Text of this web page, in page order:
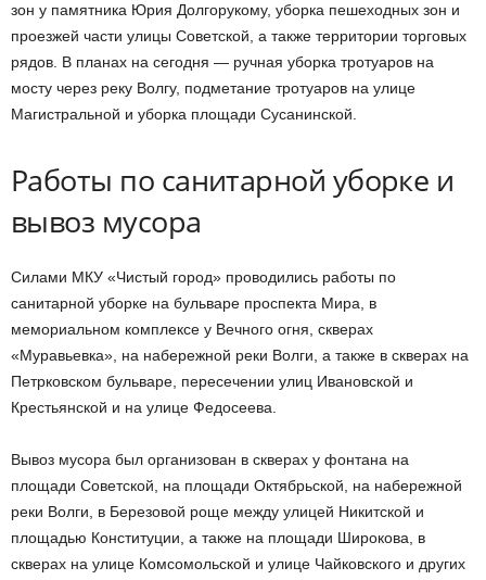
зон у памятника Юрия Долгорукому, уборка пешеходных зон и
проезжей части улицы Советской, а также территории торговых
рядов. В планах на сегодня — ручная уборка тротуаров на
мосту через реку Волгу, подметание тротуаров на улице
Магистральной и уборка площади Сусанинской.
Работы по санитарной уборке и
вывоз мусора
Силами МКУ «Чистый город» проводились работы по
санитарной уборке на бульваре проспекта Мира, в
мемориальном комплексе у Вечного огня, скверах
«Муравьевка», на набережной реки Волги, а также в скверах на
Петрковском бульваре, пересечении улиц Ивановской и
Крестьянской и на улице Федосеева.
Вывоз мусора был организован в скверах у фонтана на
площади Советской, на площади Октябрьской, на набережной
реки Волги, в Березовой роще между улицей Никитской и
площадью Конституции, а также на площади Широкова, в
скверах на улице Комсомольской и улице Чайковского и других